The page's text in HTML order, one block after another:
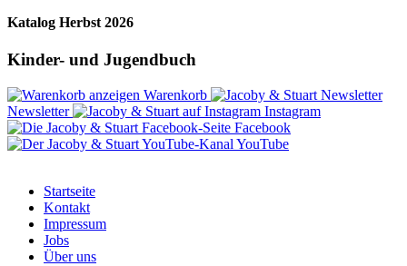
Katalog Herbst 2026
Kinder- und Jugendbuch
Warenkorb
Newsletter
Instagram
Facebook
YouTube
Startseite
Kontakt
Impressum
Jobs
Über uns